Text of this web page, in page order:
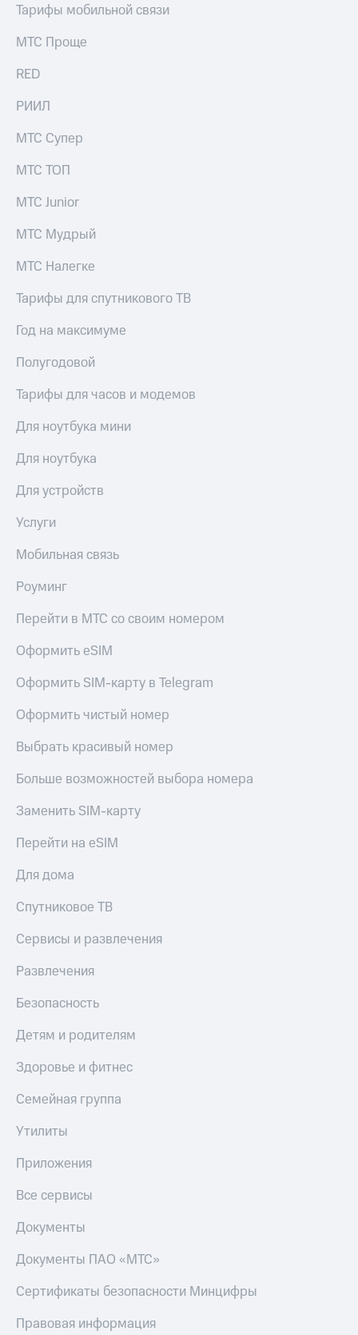
Акционерный
Контроль
Описание
Программа
приобретения
выкупа
акций
Дивиденды
Рынок
Еврооблигации-2023
о
именных
Другое
Регистратор
Контакты
деловая этика
Тарифы мобильной связи
МТС Проще
RED
РИИЛ
МТС Супер
МТС ТОП
МТС Junior
МТС Мудрый
МТС Налегке
Тарифы для спутникового ТВ
Год на максимуме
Полугодовой
Тарифы для часов и модемов
Для ноутбука мини
Для ноутбука
Для устройств
Услуги
Мобильная связь
Роуминг
Перейти в МТС со своим номером
Оформить eSIM
Оформить SIM-карту в Telegram
Оформить чистый номер
Выбрать красивый номер
Больше возможностей выбора номера
Заменить SIM-карту
Перейти на eSIM
Для дома
Спутниковое ТВ
Сервисы и развлечения
Развлечения
Безопасность
Детям и родителям
Здоровье и фитнес
Семейная группа
Утилиты
Приложения
Все сервисы
Документы
Документы ПАО «МТС»
Сертификаты безопасности Минцифры
Правовая информация